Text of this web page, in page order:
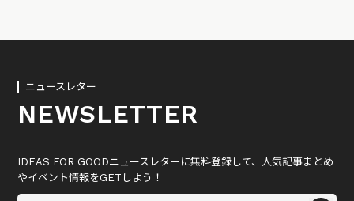
ニュースレター
NEWSLETTER
IDEAS FOR GOODニュースレターに無料登録して、人気記事まとめ
やイベント情報をGETしよう！